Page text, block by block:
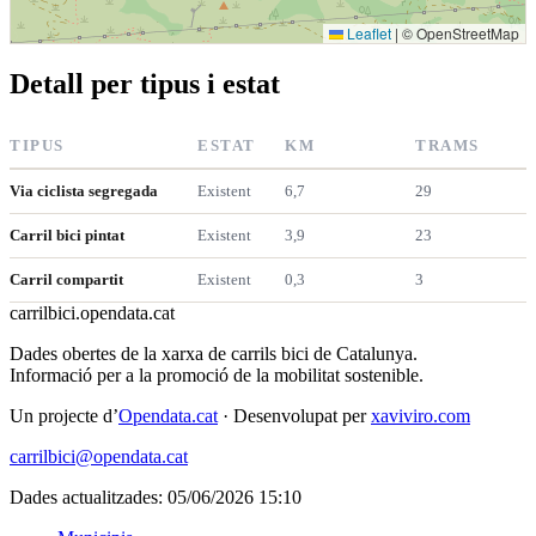
Leaflet | © OpenStreetMap
Detall per tipus i estat
TIPUS ESTAT KM TRAMS
Via ciclista segregada Existent 6,7 29
Carril bici pintat Existent 3,9 23
Carril compartit Existent 0,3 3
carrilbici.opendata.cat
Dades obertes de la xarxa de carrils bici de Catalunya.
Informació per a la promoció de la mobilitat sostenible.
Un projecte d’Opendata.cat · Desenvolupat perxaviviro.com
carrilbici@opendata.cat
Dades actualitzades: 05/06/2026 15:10